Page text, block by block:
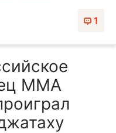
1
MMA